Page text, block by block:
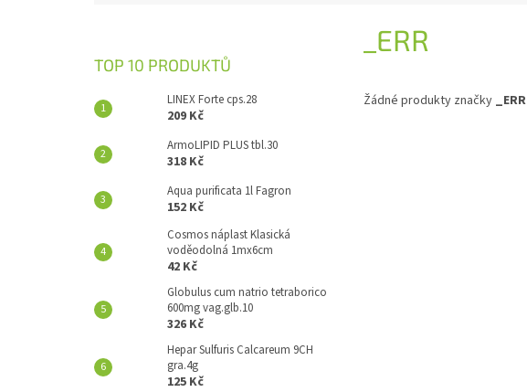
TOP 10 PRODUKTŮ
LINEX Forte cps.28
209 Kč
ArmoLIPID PLUS tbl.30
318 Kč
Aqua purificata 1l Fagron
152 Kč
Cosmos náplast Klasická
voděodolná 1mx6cm
42 Kč
Globulus cum natrio tetraborico
600mg vag.glb.10
326 Kč
Hepar Sulfuris Calcareum 9CH
gra.4g
125 Kč
_ERR
Žádné produkty značky _ERR